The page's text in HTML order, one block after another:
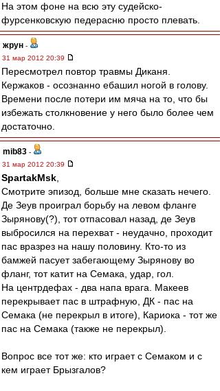
На этом фоне на всю эту судейско-
фурсенковскую педерасню просто плевать.
жрун -
31 мар 2012 20:39
Пересмотрел повтор травмы Диканя.
Кержаков - осознанно ебашил ногой в голову.
Времени после потери им мяча на то, что бы
избежать столкновение у него было более чем
достаточно.
mib83 -
31 мар 2012 20:39
SpartakMsk
Смотрите эпизод, больше мне сказать нечего.
Де Зеув проиграл борьбу на левом фланге
Зырянову(?), тот отпасовал назад, де Зеув
выбросился на перехват - неудачно, проходит
пас вразрез на нашу половину. Кто-то из
бамжей пасует забегающему Зырянову во
фланг, тот катит на Семака, удар, гол.
На центрдефах - два напа врага. Макеев
перекрывает пас в штрафную, ДК - пас на
Семака (не перекрыл в итоге), Кариока - тот же
пас на Семака (также не перекрыл).
Вопрос все тот же: кто играет с Семаком и с
кем играет Брызгалов?